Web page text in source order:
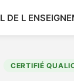
DE L
CERTIFIÉ